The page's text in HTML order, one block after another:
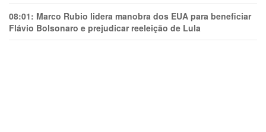
08:01: Marco Rubio lidera manobra dos EUA para beneficiar
Flávio Bolsonaro e prejudicar reeleição de Lula